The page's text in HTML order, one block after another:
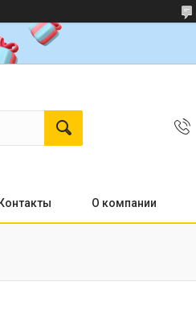
Контакты О компании